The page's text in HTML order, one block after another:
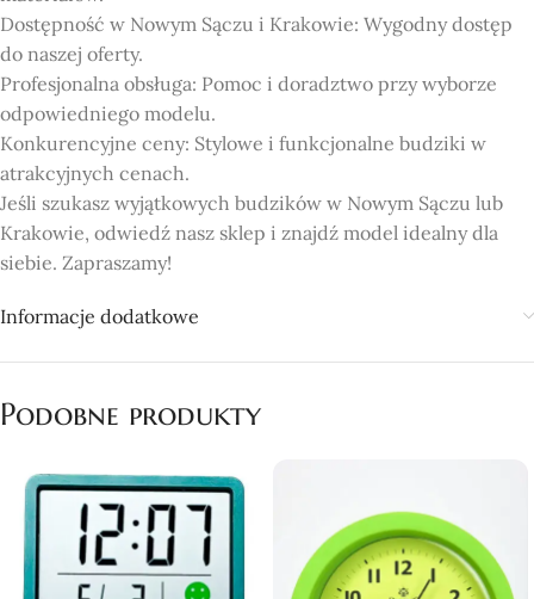
Dostępność w Nowym Sączu i Krakowie: Wygodny dostęp
do naszej oferty.
Profesjonalna obsługa: Pomoc i doradztwo przy wyborze
odpowiedniego modelu.
Konkurencyjne ceny: Stylowe i funkcjonalne budziki w
atrakcyjnych cenach.
Jeśli szukasz wyjątkowych budzików w Nowym Sączu lub
Krakowie, odwiedź nasz sklep i znajdź model idealny dla
siebie. Zapraszamy!
Informacje dodatkowe
Podobne produkty